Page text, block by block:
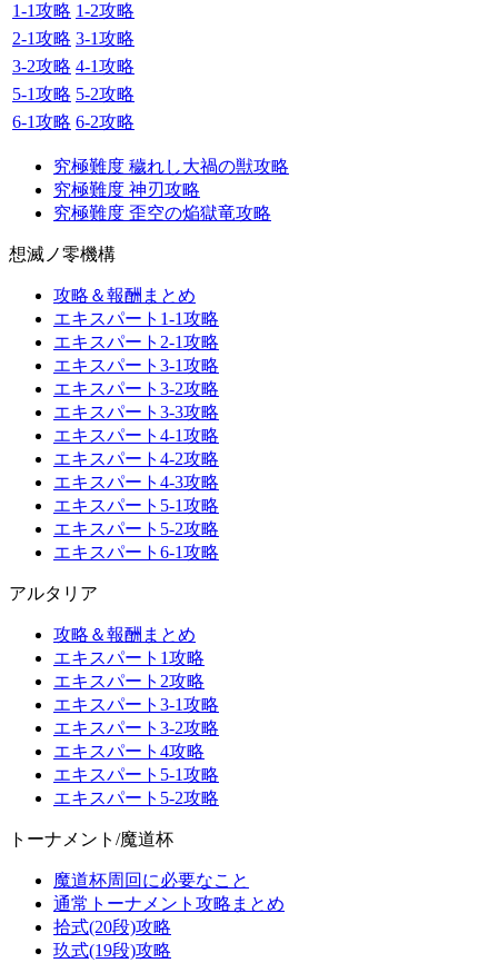
1-1攻略 1-2攻略
2-1攻略 3-1攻略
3-2攻略 4-1攻略
5-1攻略 5-2攻略
6-1攻略 6-2攻略
究極難度 穢れし大禍の獣攻略
究極難度 神刃攻略
究極難度 歪空の焔獄竜攻略
想滅ノ零機構
攻略＆報酬まとめ
エキスパート1-1攻略
エキスパート2-1攻略
エキスパート3-1攻略
エキスパート3-2攻略
エキスパート3-3攻略
エキスパート4-1攻略
エキスパート4-2攻略
エキスパート4-3攻略
エキスパート5-1攻略
エキスパート5-2攻略
エキスパート6-1攻略
アルタリア
攻略＆報酬まとめ
エキスパート1攻略
エキスパート2攻略
エキスパート3-1攻略
エキスパート3-2攻略
エキスパート4攻略
エキスパート5-1攻略
エキスパート5-2攻略
トーナメント/魔道杯
魔道杯周回に必要なこと
通常トーナメント攻略まとめ
拾式(20段)攻略
玖式(19段)攻略